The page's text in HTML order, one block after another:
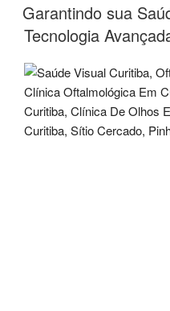
Garantindo sua
Tecnologia